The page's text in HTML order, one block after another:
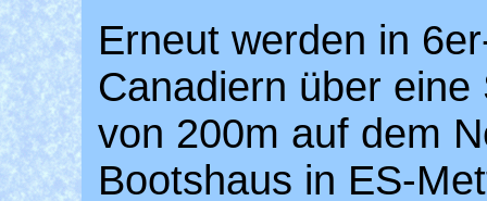
Erneut werden in
Canadiern über eine
von 200m auf dem
Bootshaus in ES-